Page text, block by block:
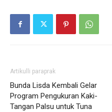
Artikulli paraprak
Bunda Lisda Kembali Gelar
Program Pengukuran Kaki-
Tangan Palsu untuk Tuna